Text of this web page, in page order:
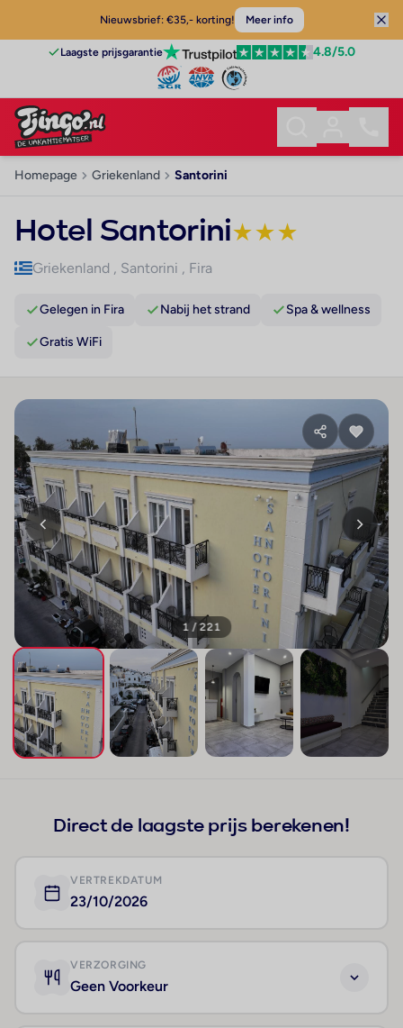
Nieuwsbrief: €35,- korting! Meer info
Laagste prijsgarantie 4.8/5.0
Homepage Griekenland Santorini
Hotel Santorini★★★
Griekenland , Santorini , Fira
Gelegen in Fira Nabij het strand Spa & wellness
Gratis WiFi
1 / 221
Direct de laagste prijs berekenen!
VERTREKDATUM
23/10/2026
VERZORGING
Geen Voorkeur